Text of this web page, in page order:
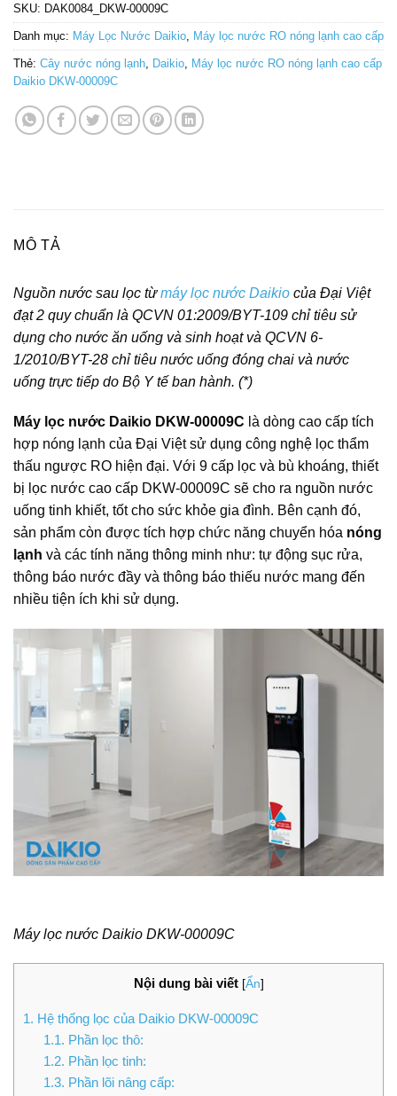
SKU: DAK0084_DKW-00009C
Danh mục: Máy Lọc Nước Daikio Máy lọc nước RO nóng lạnh cao cấp
Thẻ: Cây nước nóng lạnh Daikio Máy lọc nước RO nóng lạnh cao cấp
Daikio DKW-00009C
MÔ TẢ
Nguồn nước sau lọc từmáy lọc nước Daikio của Đại Việt
đạt 2 quy chuẩn là QCVN 01:2009/BYT-109 chỉ tiêu sử
dụng cho nước ăn uống và sinh hoạt và QCVN 6-
1/2010/BYT-28 chỉ tiêu nước uống đóng chai và nước
uống trực tiếp do Bộ Y tế ban hành. (*)
Máy lọc nước Daikio DKW-00009C là dòng cao cấp tích
hợp nóng lạnh của Đại Việt sử dụng công nghệ lọc thẩm
thấu ngược RO hiện đại. Với 9 cấp lọc và bù khoáng, thiết
bị lọc nước cao cấp DKW-00009C sẽ cho ra nguồn nước
uống tinh khiết, tốt cho sức khỏe gia đình. Bên cạnh đó,
sản phẩm còn được tích hợp chức năng chuyển hóa nóng
lạnh và các tính năng thông minh như: tự động sục rửa,
thông báo nước đầy và thông báo thiếu nước mang đến
nhiều tiện ích khi sử dụng.
Máy lọc nước Daikio DKW-00009C
Nội dung bài viết [Ẩn]
1. Hệ thống lọc của Daikio DKW-00009C
1.1. Phần lọc thô:
1.2. Phần lọc tinh:
1.3. Phần lõi nâng cấp: